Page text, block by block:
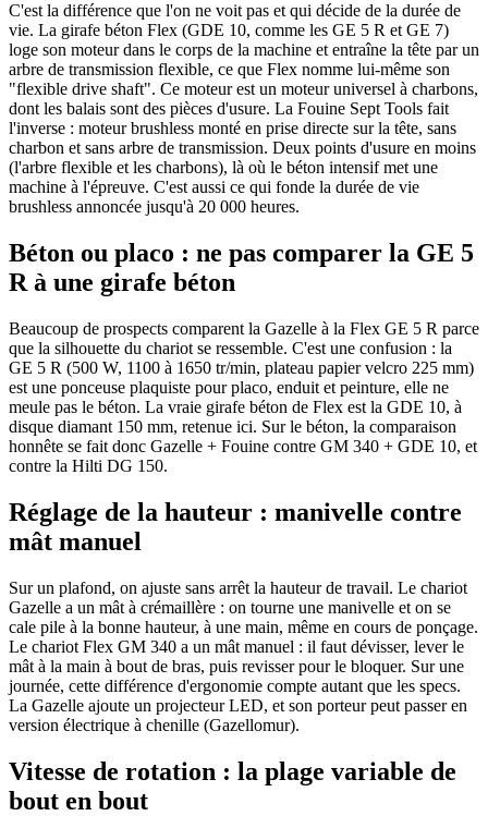
C'est la différence que l'on ne voit pas et qui décide de la durée de
vie. La girafe béton Flex (GDE 10, comme les GE 5 R et GE 7)
loge son moteur dans le corps de la machine et entraîne la tête par un
arbre de transmission flexible, ce que Flex nomme lui-même son
"flexible drive shaft". Ce moteur est un moteur universel à charbons,
dont les balais sont des pièces d'usure. La Fouine Sept Tools fait
l'inverse : moteur brushless monté en prise directe sur la tête, sans
charbon et sans arbre de transmission. Deux points d'usure en moins
(l'arbre flexible et les charbons), là où le béton intensif met une
machine à l'épreuve. C'est aussi ce qui fonde la durée de vie
brushless annoncée jusqu'à 20 000 heures.
Béton ou placo : ne pas comparer la GE 5
R à une girafe béton
Beaucoup de prospects comparent la Gazelle à la Flex GE 5 R parce
que la silhouette du chariot se ressemble. C'est une confusion : la
GE 5 R (500 W, 1100 à 1650 tr/min, plateau papier velcro 225 mm)
est une ponceuse plaquiste pour placo, enduit et peinture, elle ne
meule pas le béton. La vraie girafe béton de Flex est la GDE 10, à
disque diamant 150 mm, retenue ici. Sur le béton, la comparaison
honnête se fait donc Gazelle + Fouine contre GM 340 + GDE 10, et
contre la Hilti DG 150.
Réglage de la hauteur : manivelle contre
mât manuel
Sur un plafond, on ajuste sans arrêt la hauteur de travail. Le chariot
Gazelle a un mât à crémaillère : on tourne une manivelle et on se
cale pile à la bonne hauteur, à une main, même en cours de ponçage.
Le chariot Flex GM 340 a un mât manuel : il faut dévisser, lever le
mât à la main à bout de bras, puis revisser pour le bloquer. Sur une
journée, cette différence d'ergonomie compte autant que les specs.
La Gazelle ajoute un projecteur LED, et son porteur peut passer en
version électrique à chenille (Gazellomur).
Vitesse de rotation : la plage variable de
bout en bout